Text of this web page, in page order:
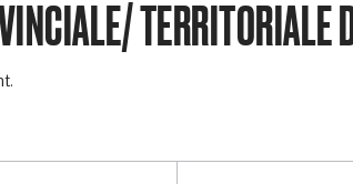
TERRITORIALE